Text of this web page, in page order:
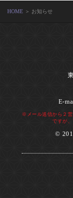
HOME ＞ お知らせ
E-
※メール送信から２
ですが
©